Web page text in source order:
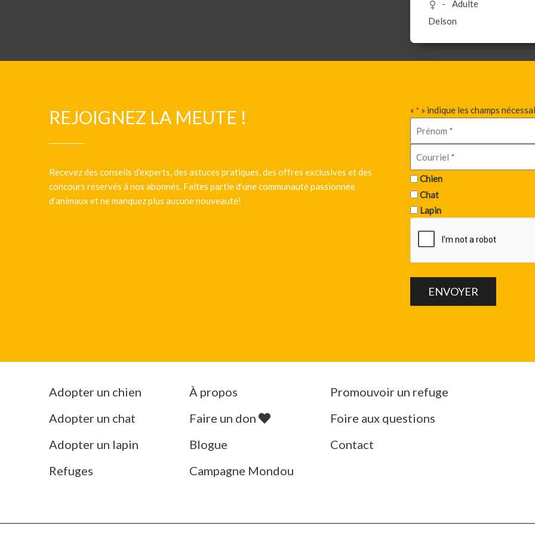
Adulte
Delson
REJOIGNEZ LA MEUTE !
Recevez des conseils d’experts, des astuces pratiques, des offres exclusives et des
concours réservés à nos abonnés. Faites partie d’une communauté passionnée
d’animaux et ne manquez plus aucune nouveauté!
« * » indique les champs
Chien
Chat
Lapin
Adopter un chien
Adopter un chat
Adopter un lapin
Refuges
À propos
Faire un don
Blogue
Campagne Mondou
Promouvoir un refuge
Foire aux questions
Contact